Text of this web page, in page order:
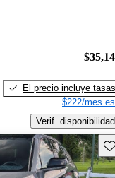
El precio incluye tasas
$222/mes
Verif. disponibilidad